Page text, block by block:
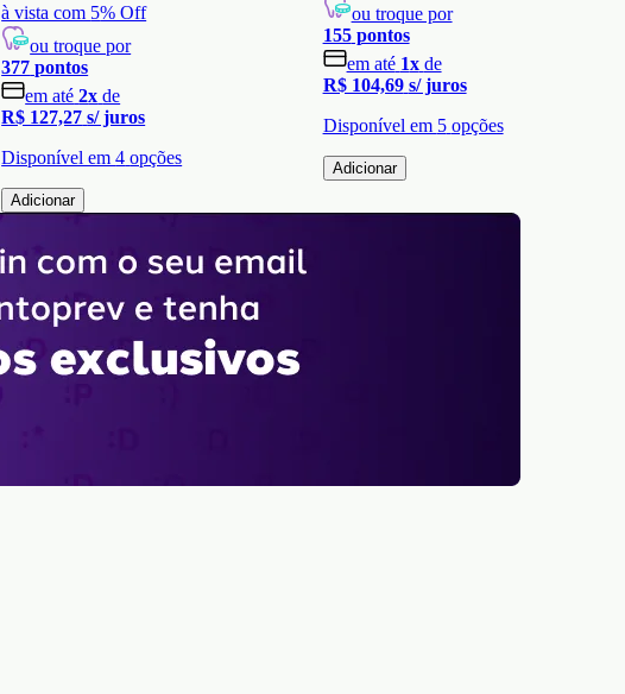
à vista com 5% Off
ou troque por
377 pontos
em até 2x de
R$ 127,27 s/ juros
Disponível em4 opções
Adicionar
ou troque por
155pontos
em até 1x de
R$ 104,69 s/ juros
Disponível em 5 opções
Adicionar